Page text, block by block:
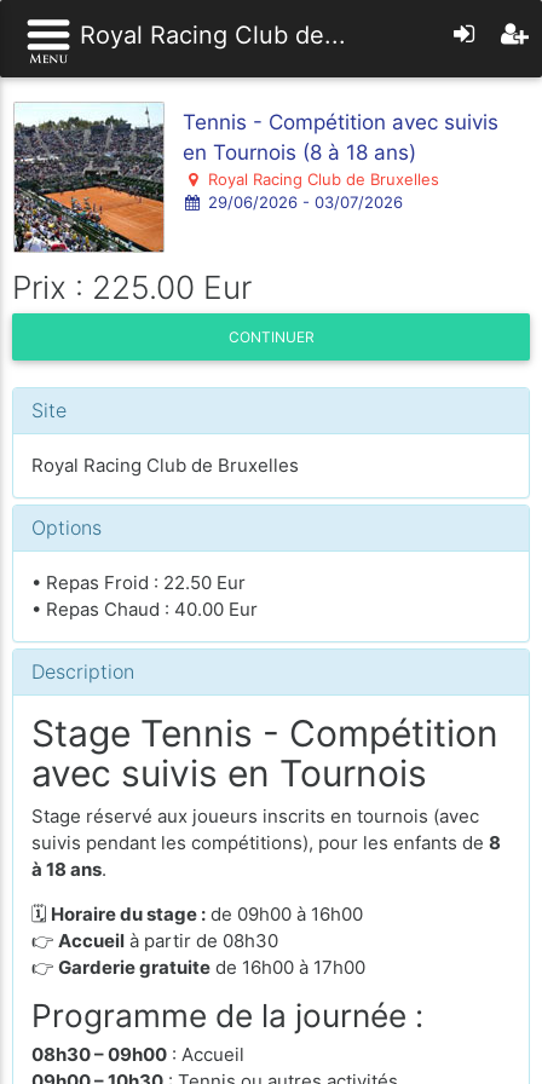
Royal Racing Club de...
Tennis - Compétition avec suivis
en Tournois (8 à 18 ans)
Royal Racing Club de Bruxelles
29/06/2026 - 03/07/2026
Prix : 225.00 Eur
CONTINUER
Site
Royal Racing Club de Bruxelles
Options
• Repas Froid : 22.50 Eur
• Repas Chaud : 40.00 Eur
Description
Stage Tennis - Compétition
avec suivis en Tournois
Stage réservé aux joueurs inscrits en tournois (avec
suivis pendant les compétitions), pour les enfants de 8
à 18 ans.
🗓 Horaire du stage : de 09h00 à 16h00
👉 Accueil à partir de 08h30
👉 Garderie gratuite de 16h00 à 17h00
Programme de la journée :
08h30 – 09h00 : Accueil